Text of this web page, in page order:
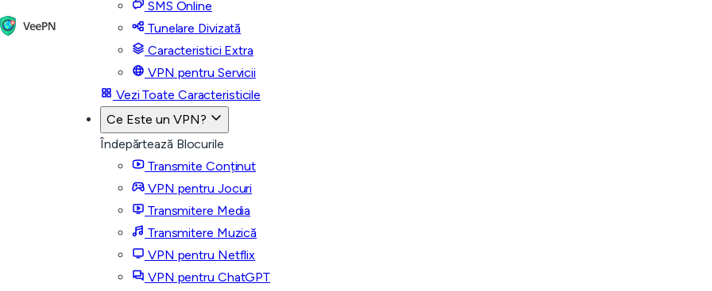
SMS Online
Tunelare Divizată
Caracteristici Extra
VPN pentru Servicii
Vezi Toate Caracteristicile
Ce Este un VPN?
Îndepărtează Blocurile
Transmite Conținut
VPN pentru Jocuri
Transmitere Media
Transmitere Muzică
VPN pentru Netflix
VPN pentru ChatGPT